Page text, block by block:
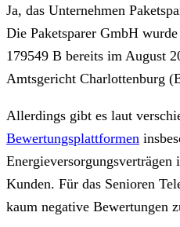
Ja, das Unternehmen
Die Paketsparer GmbH
179549 B bereits im August
Amtsgericht Charlottenburg
Allerdings gibt es laut
Bewertungsplattformen
Kunden. Für das Senioren
kaum negative Bewertungen